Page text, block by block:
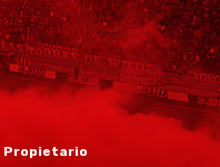
Propietario